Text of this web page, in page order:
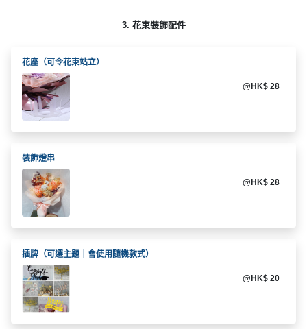
列
聚
會
及
拖
餐
廳
B
Q
場
地
3. 花束裝飾配件
花座（可令花束站立）
@HK$ 28
裝飾燈串
@HK$ 28
插牌（可選主題｜會使用隨機款式）
@HK$ 20